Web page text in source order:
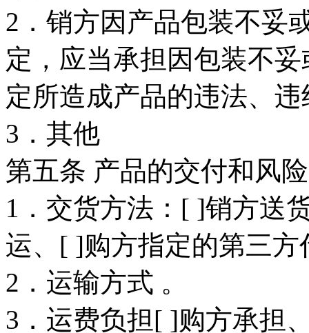
2．销方因产品包装不妥
定，应当承担因包装不
定所造成产品的违法、
3．其他
第五条 产品的交付和风险
1．交货方法：[ ]销方送
运、[ ]购方指定的第三方
2．运输方式 。
3．运费负担[ ]购方承担